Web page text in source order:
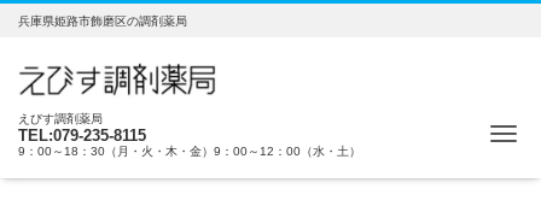
兵庫県姫路市飾磨区の調剤薬局
えびす調剤薬局
TEL:079-235-8115
9：00～18：30（月・火・木・金）9：00～12：00（水・土）